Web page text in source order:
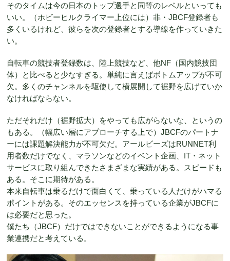
そのタイムは今の日本のトップ選手と同等のレベルといっても
いい。（ホビーヒルクライマー上位には）非・JBCF登録者も
多くいるけれど、彼らを次の登録者とする導線を作っていきた
い。
自転車の競技者登録数は、陸上競技など、他NF（国内競技団
体）と比べると少なすぎる。単純に言えばボトムアップが不可
欠。多くのチャンネルを駆使して横展開して裾野を広げていか
なければならない。
ただそれだけ（裾野拡大）をやっても広がらないな、というの
もある。（幅広い層にアプローチする上で）JBCFのパートナ
ーには課題解決能力が不可欠だ。アールビーズはRUNNET利
用者数だけでなく、マラソンなどのイベント企画、IT・ネット
サービスに取り組んできたさまざまな実績がある。スピードも
ある。そこに期待がある。
本来自転車は乗るだけで面白くて、乗っている人だけがハマる
ポイントがある。そのエッセンスを持っている企業がJBCFに
は必要だと思った。
僕たち（JBCF）だけではできないことができるようになる事
業連携だと考えている。